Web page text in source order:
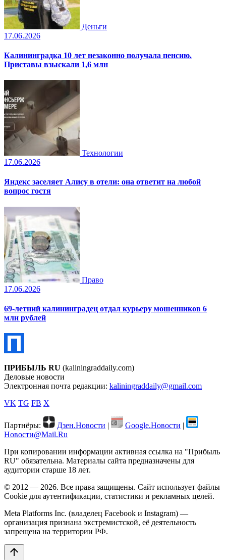
Деньги
17.06.2026
Калининградка 10 лет незаконно получала пенсию.
Приставы взыскали 1,6 млн
Технологии
17.06.2026
Яндекс заселяет Алису в отели: она ответит на любой
вопрос гостя
Право
17.06.2026
69-летний калининградец отдал курьеру мошенников 6
млн рублей
ПРИБЫЛЬ RU (kaliningraddaily.com)
Деловые новости
Электронная почта редакции: kaliningraddaily@gmail.com
VK TG FB X
Партнёры: Дзен.Новости | Google.Новости |
Новости@Mail.Ru
При копировании информации активная ссылка на "Прибыль
RU" обязательна. Материалы сайта предназначены для
аудитории старше 18 лет.
© 2012 — 2026. Все права защищены. Сайт использует файлы
Cookie для аутентификации, статистики и рекламных целей.
Meta Platforms Inc. (владелец Facebook и Instagram) —
организация признана экстремистской, её деятельность
запрещена на территории РФ.
arrow_upward